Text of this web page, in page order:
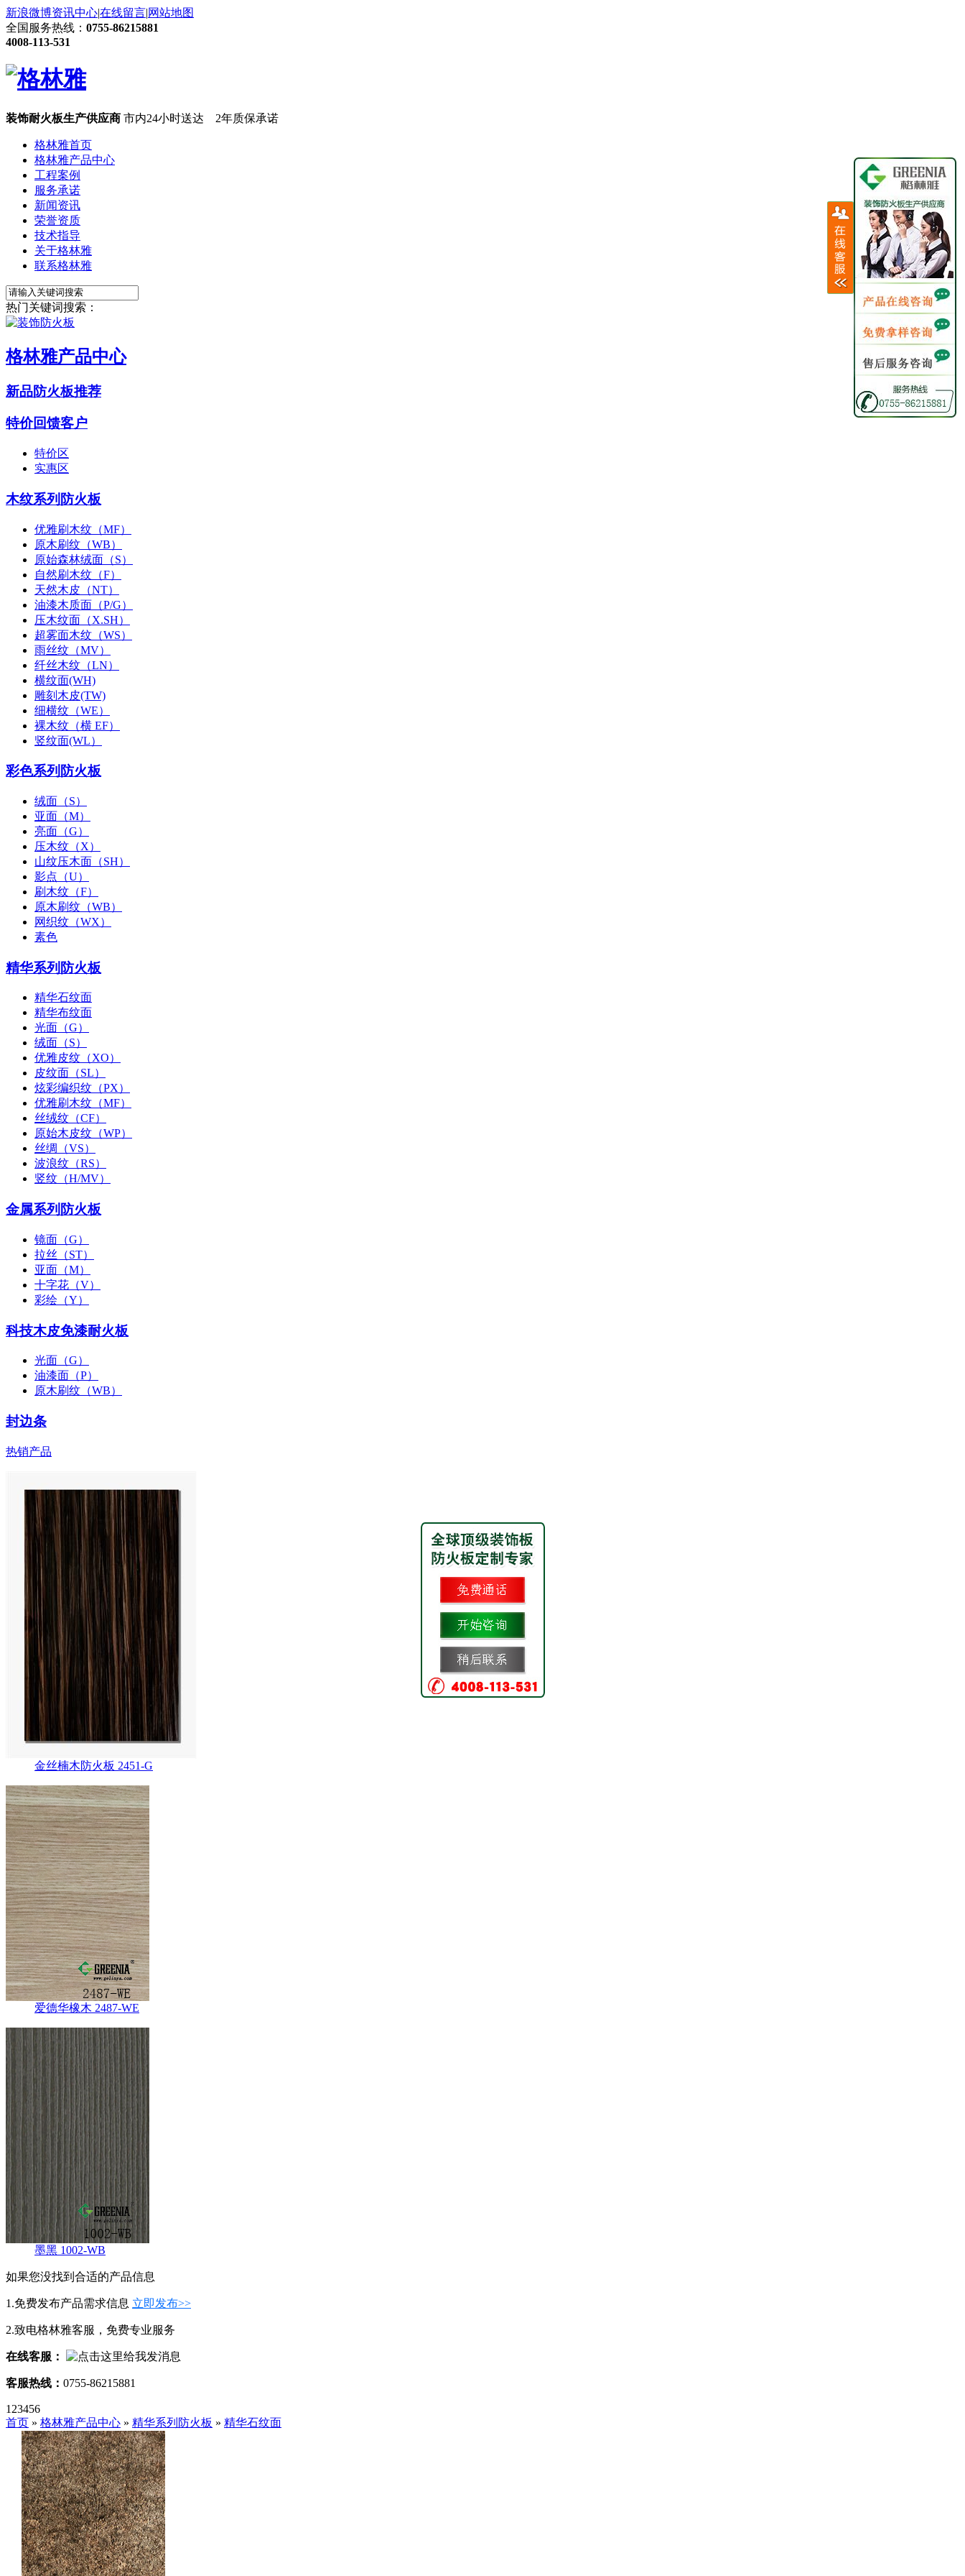
新浪微博资讯中心|在线留言|网站地图
全国服务热线： 0755-86215881
4008-113-531
装饰耐火板生产供应商 市内24小时送达 2年质保承诺
格林雅首页
格林雅产品中心
工程案例
服务承诺
新闻资讯
荣誉资质
技术指导
关于格林雅
联系格林雅
热门关键词搜索：
格林雅产品中心
新品防火板推荐
特价回馈客户
特价区
实惠区
木纹系列防火板
优雅刷木纹（MF）
原木刷纹（WB）
原始森林绒面（S）
自然刷木纹（F）
天然木皮（NT）
油漆木质面（P/G）
压木纹面（X.SH）
超雾面木纹（WS）
雨丝纹（MV）
纤丝木纹（LN）
横纹面(WH)
雕刻木皮(TW)
细横纹（WE）
裸木纹（横 EF）
竖纹面(WL）
彩色系列防火板
绒面（S）
亚面（M）
亮面（G）
压木纹（X）
山纹压木面（SH）
影点（U）
刷木纹（F）
原木刷纹（WB）
网织纹（WX）
素色
精华系列防火板
精华石纹面
精华布纹面
光面（G）
绒面（S）
优雅皮纹（XO）
皮纹面（SL）
炫彩编织纹（PX）
优雅刷木纹（MF）
丝绒纹（CF）
原始木皮纹（WP）
丝绸（VS）
波浪纹（RS）
竖纹（H/MV）
金属系列防火板
镜面（G）
拉丝（ST）
亚面（M）
十字花（V）
彩绘（Y）
科技木皮免漆耐火板
光面（G）
油漆面（P）
原木刷纹（WB）
封边条
热销产品
金丝楠木防火板 2451-G
爱德华橡木 2487-WE
墨黑 1002-WB
如果您没找到合适的产品信息
1.免费发布产品需求信息 立即发布>>
2.致电格林雅客服，免费专业服务
在线客服：
客服热线： 0755-86215881
123456
首页 » 格林雅产品中心 » 精华系列防火板 » 精华石纹面
在
线
尊
敬
的
临
本